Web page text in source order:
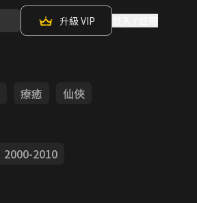
升級 VIP
療癒
仙俠
2000-2010